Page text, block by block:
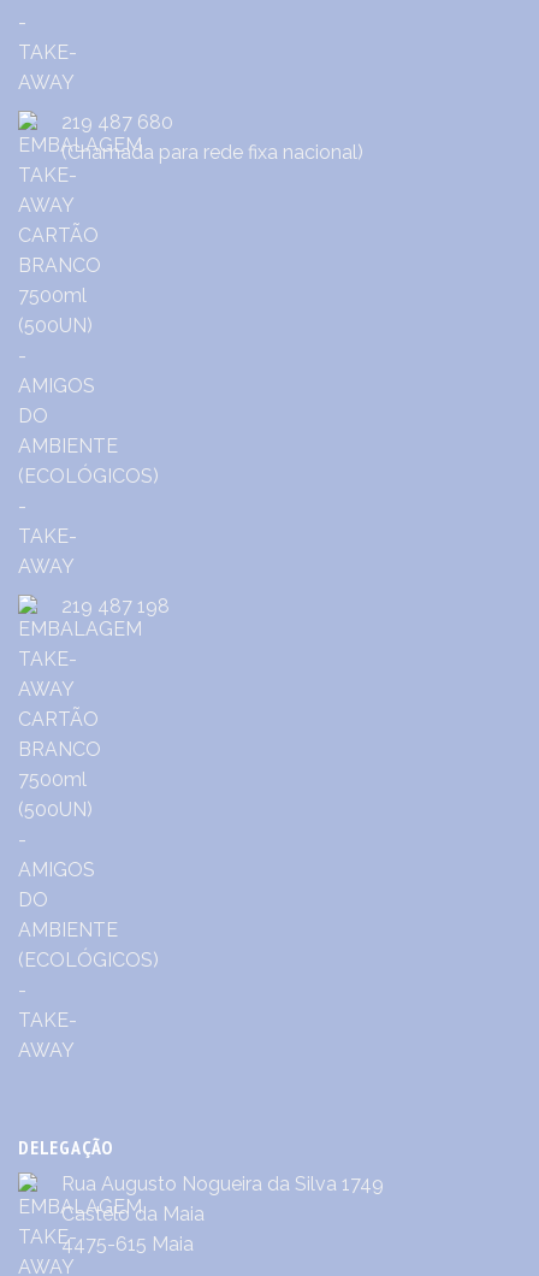
219 487 680
(Chamada para rede fixa nacional)
219 487 198
DELEGAÇÃO
Rua Augusto Nogueira da Silva 1749
Castêlo da Maia
4475-615 Maia